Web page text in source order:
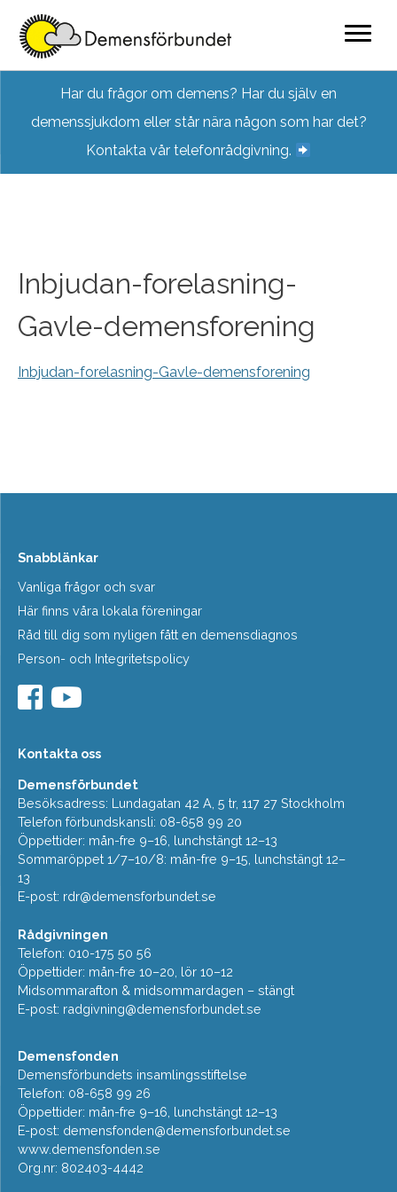
content
Har du frågor om demens? Har du själv en
demenssjukdom eller står nära någon som har det?
Kontakta vår telefonrådgivning.
Inbjudan-forelasning-
Gavle-demensforening
Inbjudan-forelasning-Gavle-demensforening
Snabblänkar
Vanliga frågor och svar
Här finns våra lokala föreningar
Råd till dig som nyligen fått en demensdiagnos
Person- och Integritetspolicy
Kontakta oss
Demensförbundet
Besöksadress: Lundagatan 42 A, 5 tr, 117 27 Stockholm
Telefon förbundskansli: 08-658 99 20
Öppettider: mån-fre 9–16, lunchstängt 12–13
Sommaröppet 1/7–10/8: mån-fre 9–15, lunchstängt 12–
13
E-post: rdr@demensforbundet.se
Rådgivningen
Telefon: 010-175 50 56
Öppettider: mån-fre 10–20, lör 10–12
Midsommarafton & midsommardagen – stängt
E-post: radgivning@demensforbundet.se
Demensfonden
Demensförbundets insamlingsstiftelse
Telefon: 08-658 99 26
Öppettider: mån-fre 9–16, lunchstängt 12–13
E-post: demensfonden@demensforbundet.se
www.demensfonden.se
Org.nr: 802403-4442